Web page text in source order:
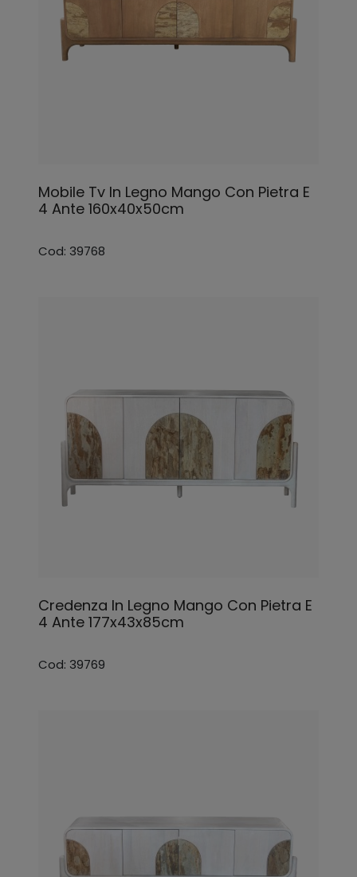
Mobile Tv In Legno Mango Con Pietra E
4 Ante 160x40x50cm
Cod: 39768
Credenza In Legno Mango Con Pietra E
4 Ante 177x43x85cm
Cod: 39769